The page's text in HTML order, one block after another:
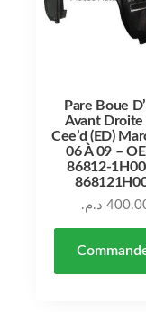
Pare Boue
Avant Droite
Cee’d (ED)
06 À 09 –
86812-
د.م.